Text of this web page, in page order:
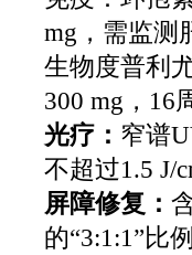
mg，需监测
生物度普利
300 mg，16
光疗： 窄谱
不超过1.5 J/
屏障修复：
的“3:1:1”比